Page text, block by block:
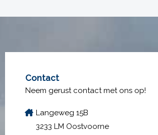
Contact
Neem gerust contact met ons op!
Langeweg 15B
3233 LM Oostvoorne